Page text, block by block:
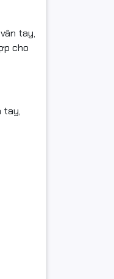
tay,
cho
tay,
trạng thái tự động,
minh